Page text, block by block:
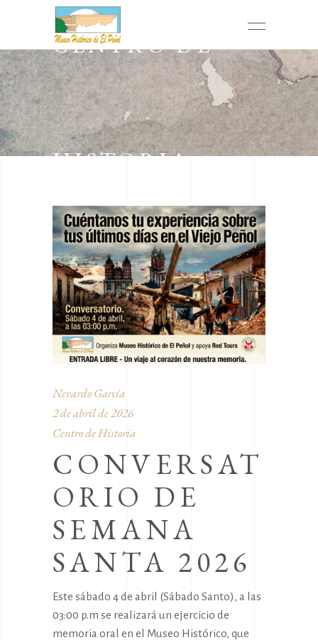
CENTRO DE
HISTORIA
Nevardo García
2 de abril de 2026
Centro de Historia
CONVERSAT
ORIO DE
SEMANA
SANTA 2026
Este sábado 4 de abril (Sábado Santo), a las
03:00 p.m se realizará un ejercicio de
memoria oral en el Museo Histórico, que